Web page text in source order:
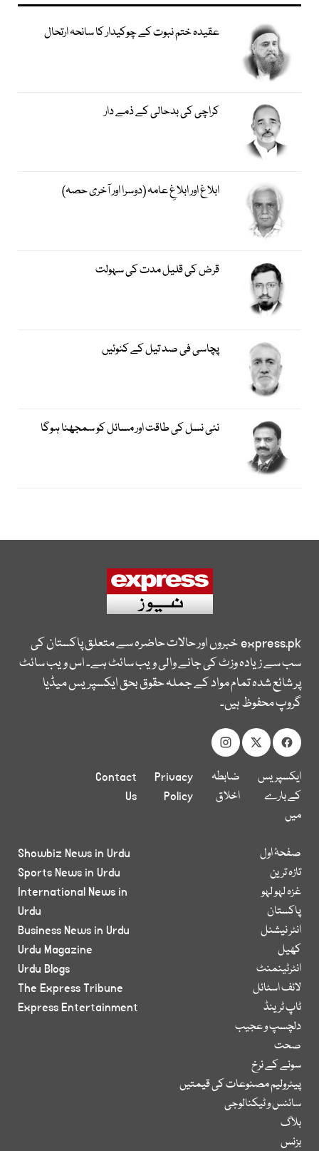
عقیدہ ختم نبوت کے چوکیدار کا سانحہ ارتحال
کراچی کی بدحالی کے ذمے دار
ابلاغ اور ابلاغِ عامہ (دوسرا اور آخری حصہ)
قرض کی قلیل مدت کی سہولت
پچاسی فی صد تیل کے کنوئیں
نئی نسل کی طاقت اور مسائل کو سمجھنا ہوگا
express.pkخبروں اور حالات حاضرہ سے متعلق پاکستان کی
سب سے زیادہ وزٹ کی جانے والی ویب سائٹ ہے۔ اس ویب سائٹ
پر شائع شدہ تمام مواد کے جملہ حقوق بحق ایکسپریس میڈیا
گروپ محفوظ ہیں۔
ایکسپریس
کے بارے
میں
ضابطہ
اخلاق
Privacy
Policy
Contact
Us
صفحۂ اول
تازہ ترین
غزہ لہو لہو
پاکستان
انٹر نیشنل
کھیل
انٹرٹینمنٹ
لائف اسٹائل
ٹاپ ٹرینڈ
دلچسپ و عجیب
صحت
سونے کے نرخ
پیٹرولیم مصنوعات کی قیمتیں
سائنس و ٹیکنالوجی
بلاگ
بزنس
Showbiz News in Urdu
Sports News in Urdu
International News in
Urdu
Business News in Urdu
Urdu Magazine
Urdu Blogs
The Express Tribune
Express Entertainment